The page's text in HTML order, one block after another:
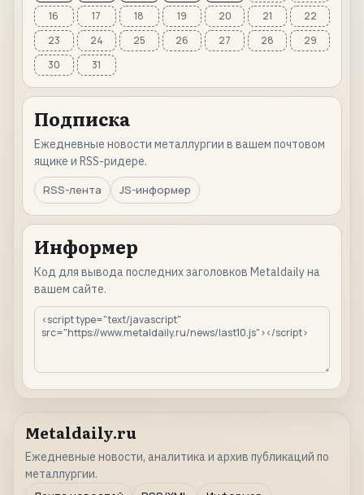
16
17 18 19 20 21
22
23
24 25 26 27 28
29
30
31
Подписка
Ежедневные новости металлургии в вашем почтовом
ящике и RSS-ридере.
RSS-лента
JS-информер
Информер
Код для вывода последних заголовков Metaldaily на
вашем сайте.
Metaldaily.ru
Ежедневные новости, аналитика и архив публикаций по
металлургии.